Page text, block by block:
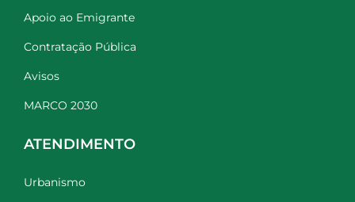
Apoio ao Emigrante
Contratação Pública
Avisos
MARCO 2030
ATENDIMENTO
Urbanismo